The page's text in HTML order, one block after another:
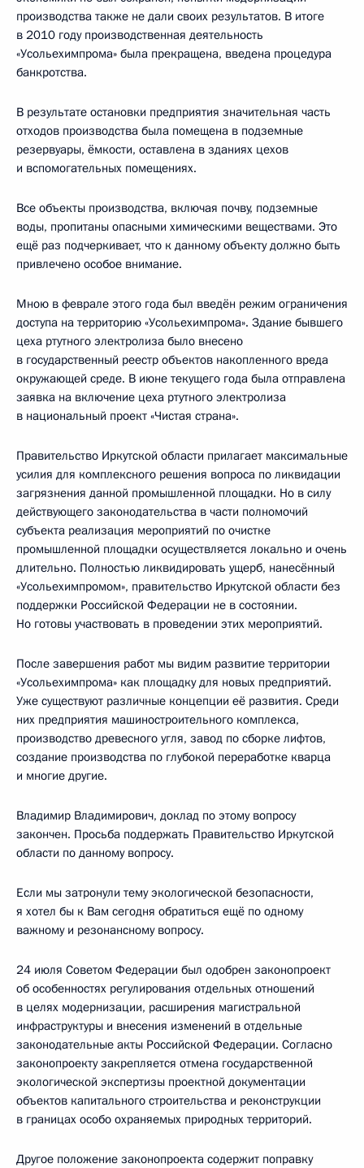
производства также не дали своих результатов. В итоге
в 2010 году производственная деятельность
«Усольехимпрома» была прекращена, введена процедура
банкротства.
В результате остановки предприятия значительная часть
отходов производства была помещена в подземные
резервуары, ёмкости, оставлена в зданиях цехов
и вспомогательных помещениях.
Все объекты производства, включая почву, подземные
воды, пропитаны опасными химическими веществами. Это
ещё раз подчеркивает, что к данному объекту должно быть
привлечено особое внимание.
Мною в феврале этого года был введён режим ограничения
доступа на территорию «Усольехимпрома». Здание бывшего
цеха ртутного электролиза было внесено
в государственный реестр объектов накопленного вреда
окружающей среде. В июне текущего года была отправлена
заявка на включение цеха ртутного электролиза
в национальный проект «Чистая страна».
Правительство Иркутской области прилагает максимальные
усилия для комплексного решения вопроса по ликвидации
загрязнения данной промышленной площадки. Но в силу
действующего законодательства в части полномочий
субъекта реализация мероприятий по очистке
промышленной площадки осуществляется локально и очень
длительно. Полностью ликвидировать ущерб, нанесённый
«Усольехимпромом», правительство Иркутской области без
поддержки Российской Федерации не в состоянии.
Но готовы участвовать в проведении этих мероприятий.
После завершения работ мы видим развитие территории
«Усольехимпрома» как площадку для новых предприятий.
Уже существуют различные концепции её развития. Среди
них предприятия машиностроительного комплекса,
производство древесного угля, завод по сборке лифтов,
создание производства по глубокой переработке кварца
и многие другие.
Владимир Владимирович, доклад по этому вопросу
закончен. Просьба поддержать Правительство Иркутской
области по данному вопросу.
Если мы затронули тему экологической безопасности,
я хотел бы к Вам сегодня обратиться ещё по одному
важному и резонансному вопросу.
24 июля Советом Федерации был одобрен законопроект
об особенностях регулирования отдельных отношений
в целях модернизации, расширения магистральной
инфраструктуры и внесения изменений в отдельные
законодательные акты Российской Федерации. Согласно
законопроекту закрепляется отмена государственной
экологической экспертизы проектной документации
объектов капитального строительства и реконструкции
в границах особо охраняемых природных территорий.
Другое положение законопроекта содержит поправку